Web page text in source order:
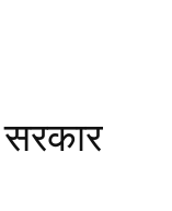
सरकार